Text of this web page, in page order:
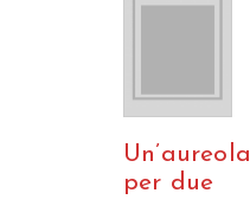
Un’aureola
per due